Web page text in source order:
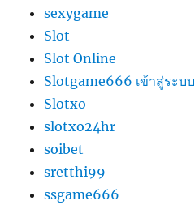
sexygame
Slot
Slot Online
Slotgame666 เข้าสู่ระบบ
Slotxo
slotxo24hr
soibet
sretthi99
ssgame666